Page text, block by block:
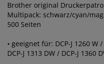
Brother original
Multipack: schwarz/cyan/
500 Seiten
• geeignet für: DCP-J 1260 W
DCP-J 1313 DW / DCP-J 1360